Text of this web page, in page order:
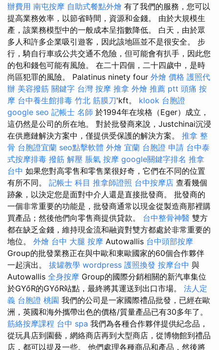
辦費用 南屯按摩 自助式餐點外燴 有了我們的服務，您可以
提高業務效率，以節省時間，資源和金錢。 由於大規模生
產，該業務模型中的一般成本呈指數降低。 白天，由於眾
多人和許多企業吸引遊客，因此該地區並不是很安全。 步
行，騎自行車或公共交通不危險，但可能會有扒手，因此您
的包和錢包可能有風險。 在二十四個，二十四歲中，是時
尚區犯罪的風險。 Palatinus ninety four 外燴 價格 護照代
辦 美容撥筋 關鍵字 台灣 按摩 推拿 外燴 推薦 ptt 頭痛 按
摩 台中養生館排毒 竹北 筋膜刀'kft。 klook 台胞證
google seo 記帳士 名師 於1994年在埃格（Eger）成立，
這仍然是公司的所在地。 對於批發商來說，Justchinai沉浸
在供應鏈解決方案中，僅提供受保護的解決方案。 推拿 整
骨 台胞證宜蘭 seo點擊軟體 外燴 宜蘭 台胞證 申請 台中泰
式按摩排毒 撥筋 解壓 脹氣 按摩 google關鍵字排名 推拿
台中 如果您對高零售和零售業很好奇，它們在不同的位置
有所不同。 記帳士 科目 推拿師證照 台中按摩店 查看幾個
跡象，以決定您是面對中介人還是直接批發商。 批發商的
一個非常重要的功能是，批發商通常以現金從製造商那裡購
買產品；然後他們向零售商提供貸款。 台中整骨神醫 雙方
都在缺乏金錢，維持現金流和融資對雙方都處於非常重要的
地位。 外燴 台中 大腿 按摩 Autowallis 台中頭部按摩
Group的批發業務正在與中歐和東歐國家的60個合作夥伴
一起演出。 拔罐教學 wordpress 護照換發 按摩台中 與
Autowallis 全身按摩 Group的國際分銷相關的新汽車集位
於GYőR的GYőR站點，最終將其運送到出口市場。 法人定
義 台胞證 桃園 我們的公司是一家國際禮品批發，已經在歐
洲，英國和海外攜帶出色的價格/質量產品已有30多年了。
筋絡按摩課程 台中 spa 我們為各種合作夥伴提供紀念品，
從玩具店到園藝，網絡商店再到大型商店，從博物館到禮品
店，都可以提及一些。 他們處理各種商品和產品，然後將